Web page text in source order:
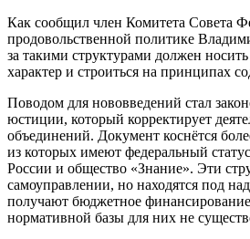
Как сообщил член Комитета Совета
продовольственной политике
за такими структурами должен
характер и строиться на принципах
Поводом для нововведений стал
юстиции, который корректирует
объединений. Документ коснётся
из которых имеют федеральный
России и общество «Знание». Эти
самоуправлении, но находятся под
получают бюджетное
нормативной базы для них не